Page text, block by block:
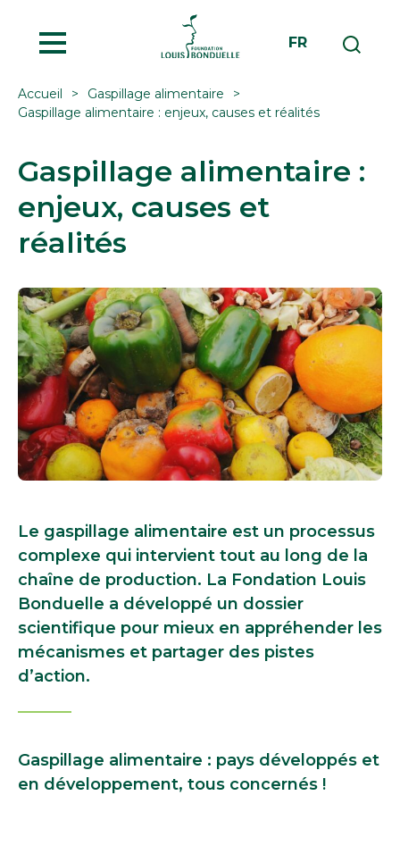
FR
Accueil
Gaspillage alimentaire
Gaspillage alimentaire : enjeux, causes et réalités
Gaspillage alimentaire :
enjeux, causes et
réalités
Le gaspillage alimentaire est un processus
complexe qui intervient tout au long de la
chaîne de production. La Fondation Louis
Bonduelle a développé un dossier
scientifique pour mieux en appréhender les
mécanismes et partager des pistes
d’action.
Gaspillage alimentaire : pays développés et
en développement, tous concernés !